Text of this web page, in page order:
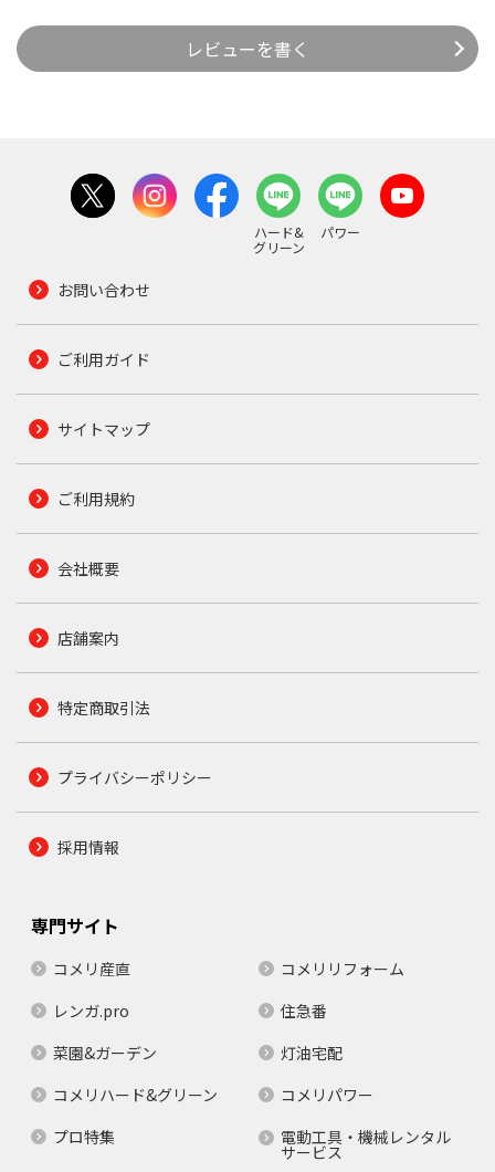
レビューを書く
ハード&
グリーン
パワー
お問い合わせ
ご利用ガイド
サイトマップ
ご利用規約
会社概要
店舗案内
特定商取引法
プライバシーポリシー
採用情報
専門サイト
コメリ産直
コメリリフォーム
レンガ.pro
住急番
菜園&ガーデン
灯油宅配
コメリハード&グリーン
コメリパワー
プロ特集
電動工具・機械レンタル
サービス